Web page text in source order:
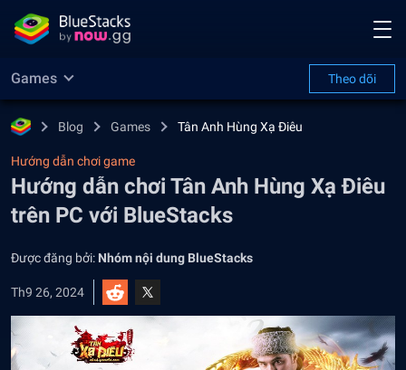
Games Theo dõi
Blog Games Tân Anh Hùng Xạ Điêu
Hướng dẫn chơi game
Hướng dẫn chơi Tân Anh Hùng Xạ Điêu
trên PC với BlueStacks
Được đăng bởi: Nhóm nội dung BlueStacks
Th9 26, 2024